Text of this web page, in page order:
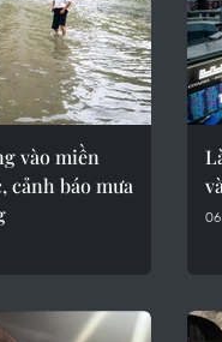
vào miền
cảnh báo mưa